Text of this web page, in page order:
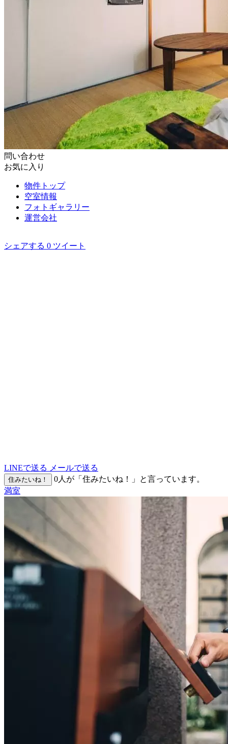
問い合わせ
お気に入り
物件トップ
空室情報
フォト ギャラリー
運営会社
シェアする 0 ツイート
LINEで送る メールで送る
住みたいね！ 0人が「住みたいね！」と言っています。
満室